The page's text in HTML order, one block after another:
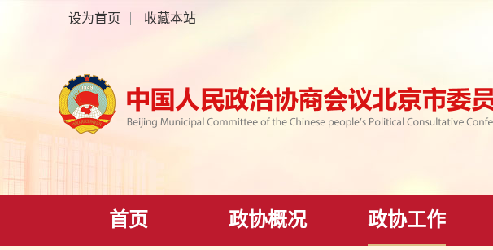
设为首页 收藏本站
首页 政协概况 政协工作